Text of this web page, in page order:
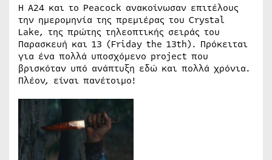
Η A24 και το Peacock ανακοίνωσαν επιτέλους
την ημερομηνία της πρεμιέρας του Crystal
Lake, της πρώτης τηλεοπτικής σειράς του
Παρασκευή και 13 (Friday the 13th). Πρόκειται
για ένα πολλά υποσχόμενο project που
βρισκόταν υπό ανάπτυξη εδώ και πολλά χρόνια.
Πλέον, είναι πανέτοιμο!